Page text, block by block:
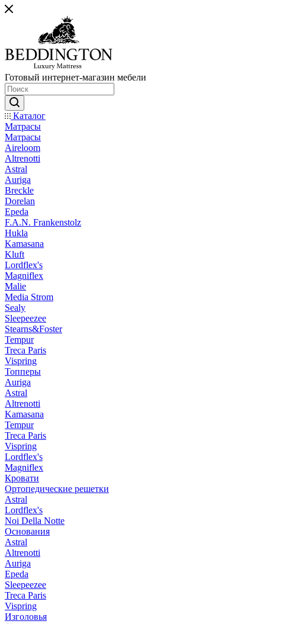
Готовый интернет-магазин мебели
Каталог
Матрасы
Матрасы
Aireloom
Altrenotti
Astral
Auriga
Breckle
Dorelan
Epeda
F.A.N. Frankenstolz
Hukla
Kamasana
Kluft
Lordflex's
Magniflex
Malie
Media Strom
Sealy
Sleepeezee
Stearns&Foster
Tempur
Treca Paris
Vispring
Топперы
Auriga
Astral
Altrenotti
Kamasana
Tempur
Treca Paris
Vispring
Lordflex's
Magniflex
Кровати
Ортопедические решетки
Astral
Lordflex's
Noi Della Notte
Основания
Astral
Altrenotti
Auriga
Epeda
Sleepeezee
Treca Paris
Vispring
Изголовья